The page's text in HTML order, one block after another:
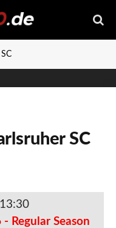
SC
13:30
Regular Season